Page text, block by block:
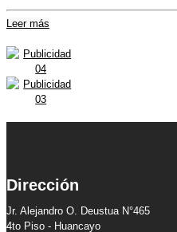
Leer más
Dirección
Jr. Alejandro O. Deustua N°465
4to Piso - Huancayo